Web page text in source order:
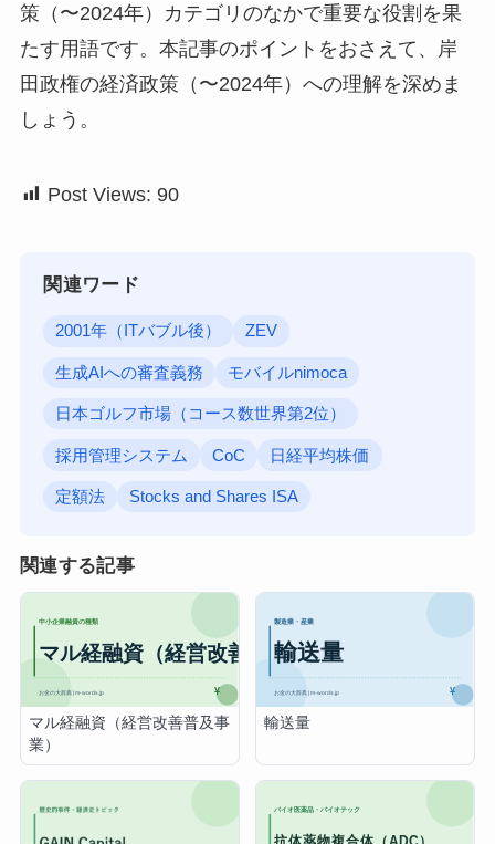
策（〜2024年）カテゴリのなかで重要な役割を果
たす用語です。本記事のポイントをおさえて、岸
田政権の経済政策（〜2024年）への理解を深めま
しょう。
Post Views: 90
関連ワード
2001年（ITバブル後） ZEV
生成AIへの審査義務 モバイルnimoca
日本ゴルフ市場（コース数世界第2位）
採用管理システム CoC 日経平均株価
定額法 Stocks and Shares ISA
関連する記事
マル経融資（経営改善普及事
業）
輸送量